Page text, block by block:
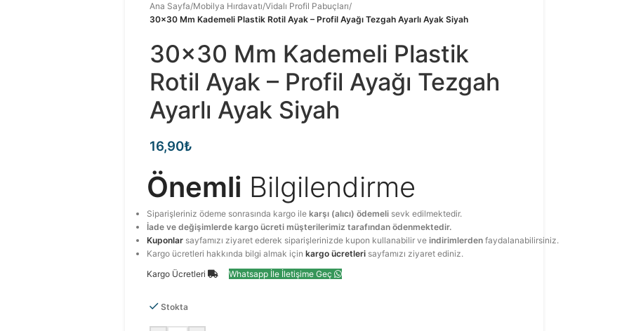
Ana Sayfa/Mobilya Hırdavatı/Vidalı Profil Pabuçları/
30×30 Mm Kademeli Plastik Rotil Ayak – Profil Ayağı Tezgah Ayarlı Ayak Siyah
30×30 Mm Kademeli Plastik
Rotil Ayak – Profil Ayağı Tezgah
Ayarlı Ayak Siyah
16,90₺
Önemli Bilgilendirme
Siparişleriniz ödeme sonrasında kargo ilekarşı (alıcı) ödemeli sevk edilmektedir.
İade ve değişimlerde kargo ücreti müşterilerimiz tarafından ödenmektedir.
Kuponlar sayfamızı ziyaret ederek siparişlerinizde kupon kullanabilir veindirimlerden faydalanabilirsiniz.
Kargo ücretleri hakkında bilgi almak içinkargo ücretleri sayfamızı ziyaret ediniz.
Kargo Ücretleri
Whatsapp İle İletişime Geç
Stokta